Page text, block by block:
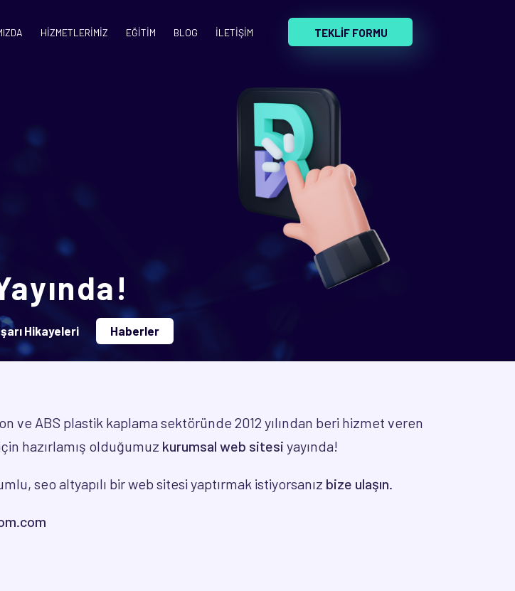
HİZMETLERİMİZ EĞİTİM BLOG İLETİŞİM TEKLİF FORMU
Hikayeleri Haberler
ve ABS plastik kaplama sektöründe 2012 yılından beri hizmet veren
hazırlamış olduğumuz kurumsal web sitesi yayında!
seo altyapılı bir web sitesi yaptırmak istiyorsanız bize ulaşın.